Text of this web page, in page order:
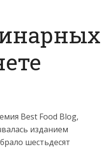
Best Food Blog,
изданием
шестьдесят